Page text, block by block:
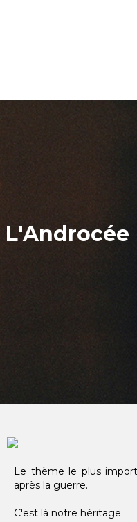
L'Androcée
Le thème le plus
après la guerre.
C'est là notre héritage.